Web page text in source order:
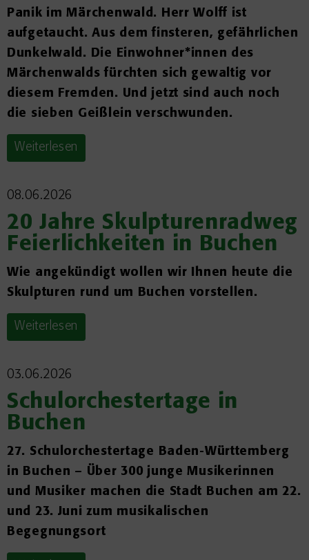
Panik im Märchenwald. Herr Wolff ist
aufgetaucht. Aus dem finsteren, gefährlichen
Dunkelwald. Die Einwohner*innen des
Märchenwalds fürchten sich gewaltig vor
diesem Fremden. Und jetzt sind auch noch
die sieben Geißlein verschwunden.
Weiterlesen
08.06.2026
20 Jahre Skulpturenradweg
Feierlichkeiten in Buchen
Wie angekündigt wollen wir Ihnen heute die
Skulpturen rund um Buchen vorstellen.
Weiterlesen
03.06.2026
Schulorchestertage in
Buchen
27. Schulorchestertage Baden-Württemberg
in Buchen – Über 300 junge Musikerinnen
und Musiker machen die Stadt Buchen am 22.
und 23. Juni zum musikalischen
Begegnungsort